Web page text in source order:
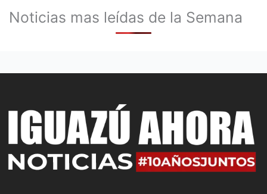
Noticias mas leídas de la Semana